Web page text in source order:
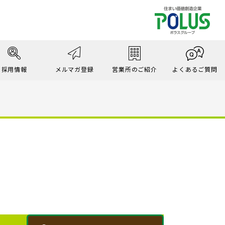
採用情報 メルマガ登録 営業所のご紹介 よくあるご質問